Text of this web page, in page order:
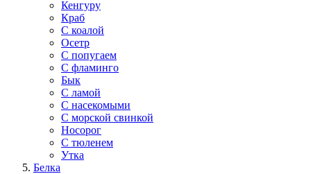
Кенгуру
Краб
С коалой
Осетр
С попугаем
С фламинго
Бык
С ламой
С насекомыми
С морской свинкой
Носорог
С тюленем
Утка
Белка